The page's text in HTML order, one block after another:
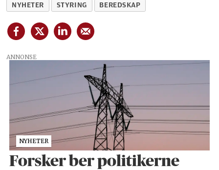
NYHETER STYRING BEREDSKAP
ANNONSE
NYHETER
Forsker ber politikerne